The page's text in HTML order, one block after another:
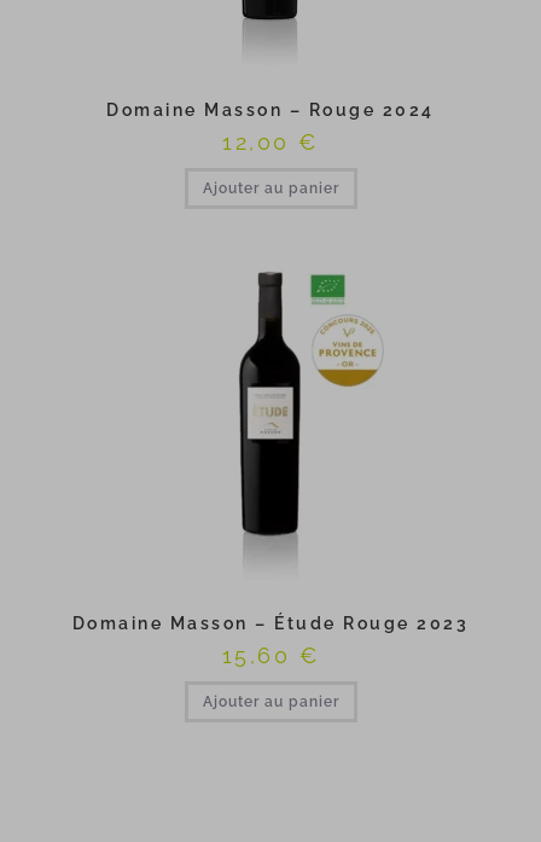
Domaine Masson – Rouge 2024
12,00€
Ajouter au panier
Domaine Masson – Étude Rouge 2023
15,60 €
Ajouter au panier